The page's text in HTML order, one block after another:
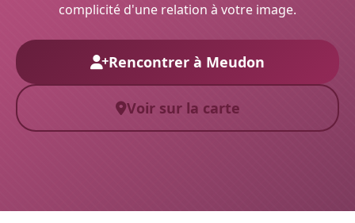
complicité d'une relation à votre image.
Rencontrer à Meudon
Voir sur la carte